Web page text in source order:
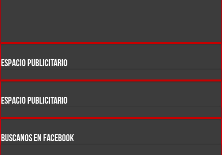
ESPACIO PUBLICITARIO
ESPACIO PUBLICITARIO
BUSCANOS EN FACEBOOK